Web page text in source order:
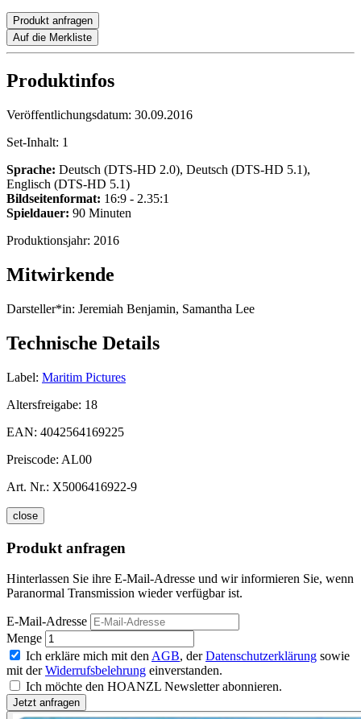
Produkt anfragen
Auf die Merkliste
Produktinfos
Veröffentlichungsdatum: 30.09.2016
Set-Inhalt: 1
Sprache: Deutsch (DTS-HD 2.0), Deutsch (DTS-HD 5.1),
Englisch (DTS-HD 5.1)
Bildseitenformat: 16:9 - 2.35:1
Spieldauer: 90 Minuten
Produktionsjahr: 2016
Mitwirkende
Darsteller*in: Jeremiah Benjamin, Samantha Lee
Technische Details
Label: Maritim Pictures
Altersfreigabe: 18
EAN: 4042564169225
Preiscode: AL00
Art. Nr.: X5006416922-9
close
Produkt anfragen
Hinterlassen Sie ihre E-Mail-Adresse und wir informieren Sie, wenn
Paranormal Transmission wieder verfügbar ist.
E-Mail-Adresse
Menge
Ich erkläre mich mit den AGB, derDatenschutzerklärung sowie
mit derWiderrufsbelehrung einverstanden.
Ich möchte den HOANZL Newsletter abonnieren.